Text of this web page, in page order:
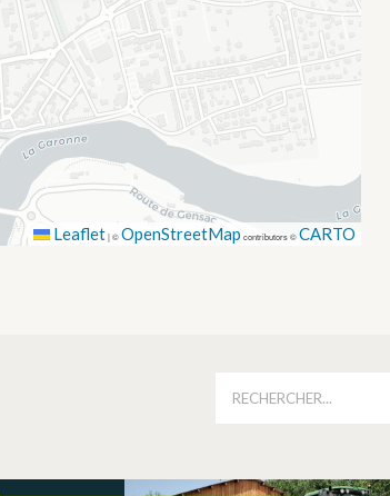
Leaflet |©OpenStreetMap contributors ©CARTO